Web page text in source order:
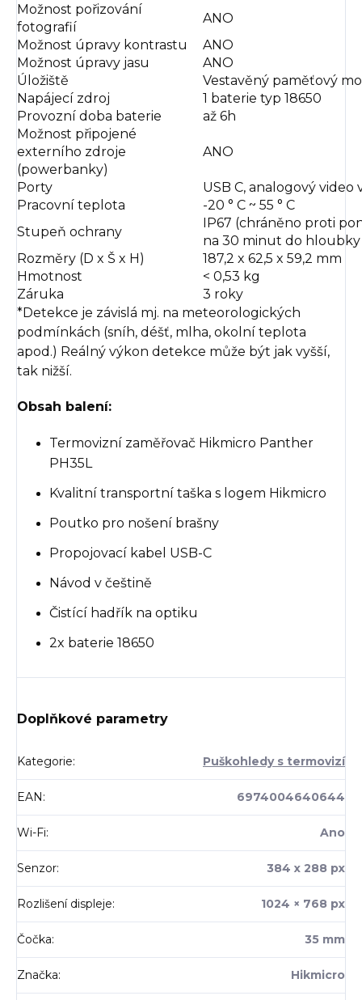
Možnost pořizování
fotografií
ANO
Možnost úpravy kontrastu
ANO
Možnost úpravy jasu
ANO
Úložiště
Vestavěný paměťový
Napájecí zdroj
1 baterie typ 18650
Provozní doba baterie
až 6h
Možnost připojené
externího zdroje
(powerbanky)
ANO
Porty
USB C, analogový video
Pracovní teplota
-20 ° C ~ 55 ° C
Stupeň ochrany
IP67 (chráněno proti
na 30 minut do hloubky
Rozměry (D x Š x H)
187,2 x 62,5 x 59,2 mm
Hmotnost
< 0,53 kg
Záruka
3 roky
*Detekce je závislá mj. na meteorologických
podmínkách (sníh, déšť, mlha, okolní teplota
apod.) Reálný výkon detekce může být jak vyšší,
tak nižší.
Obsah balení:
Termovizní zaměřovač Hikmicro Panther
PH35L
Kvalitní transportní taška s logem Hikmicro
Poutko pro nošení brašny
Propojovací kabel USB-C
Návod v češtině
Čistící hadřík na optiku
2x baterie 18650
Doplňkové parametry
Kategorie: Puškohledy s termovizí
EAN: 6974004640644
Wi-Fi: Ano
Senzor: 384 x 288 px
Rozlišení displeje: 1024 × 768 px
Čočka: 35 mm
Značka: Hikmicro